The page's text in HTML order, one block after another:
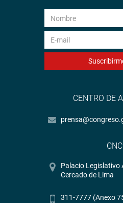
CENTRO DE
CNC
Palacio Legislativo
Cercado de Lima
311-7777 (Anexo